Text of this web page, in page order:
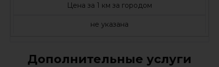
Цена за 1 км за городом
не указана
Дополнительные услуги